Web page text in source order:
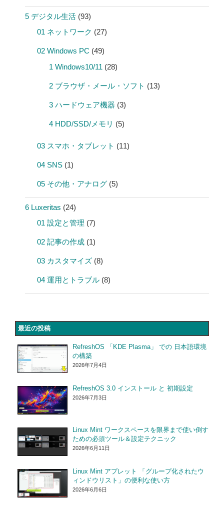
5 デジタル生活 (93)
01 ネットワーク (27)
02 Windows PC (49)
1 Windows10/11 (28)
2 ブラウザ・メール・ソフト (13)
3 ハードウェア機器 (3)
4 HDD/SSD/メモリ (5)
03 スマホ・タブレット (11)
04 SNS (1)
05 その他・アナログ (5)
6 Luxeritas (24)
01 設定と管理 (7)
02 記事の作成 (1)
03 カスタマイズ (8)
04 運用とトラブル (8)
最近の投稿
RefreshOS 「KDE Plasma」 での 日本語環境
の構築
2026年7月4日
RefreshOS 3.0 インストール と 初期設定
2026年7月3日
Linux Mint ワークスペースを限界まで使い倒す
ための必須ツール＆設定テクニック
2026年6月11日
Linux Mint アプレット 「グループ化されたウ
ィンドウリスト」の便利な使い方
2026年6月6日